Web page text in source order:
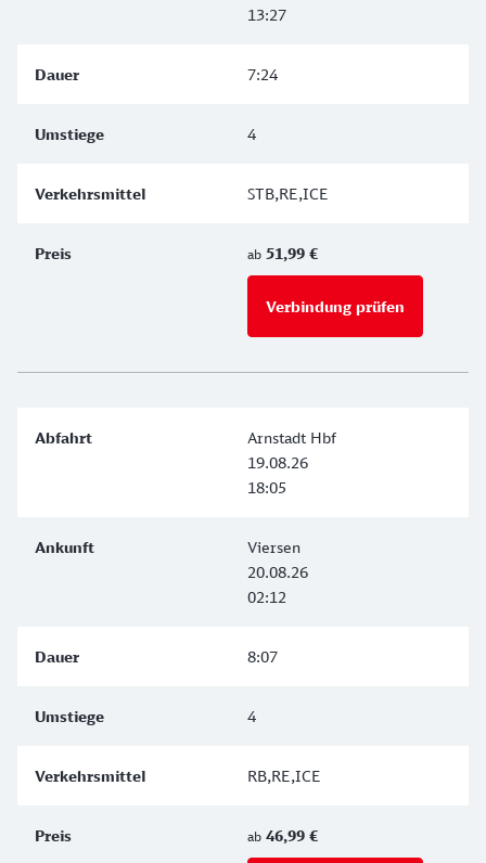
13:27
7:24
4
STB,RE,ICE
ab 51,99 €
Verbindung prüfen
Arnstadt Hbf
19.08.26
18:05
Viersen
20.08.26
02:12
8:07
4
RB,RE,ICE
ab 46,99 €